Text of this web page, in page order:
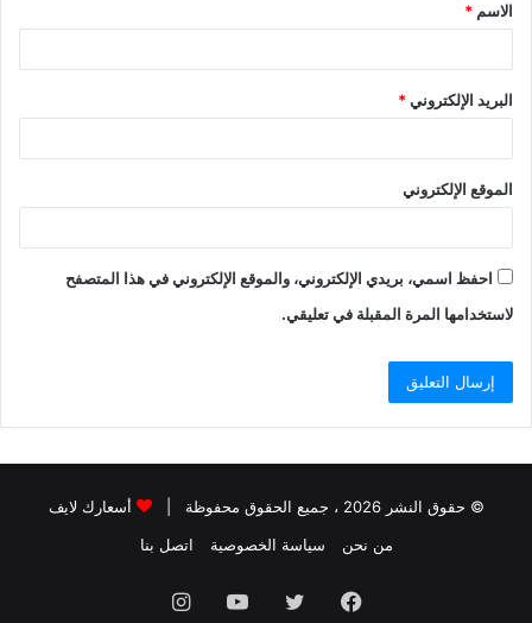
الاسم *
البريد الإلكتروني*
الموقع الإلكتروني
احفظ اسمي، بريدي الإلكتروني، والموقع الإلكتروني في هذا المتصفح
لاستخدامها المرة المقبلة في تعليقي.
© حقوق النشر 2026 ، جميع الحقوق محفوظة |
أسعارك لايف
من نحن
سياسة الخصوصية اتصل بنا
فيسبوك تويتر يوتيوبانستقرام